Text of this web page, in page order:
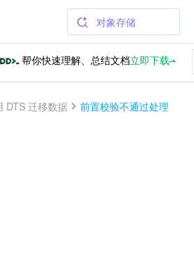
对象存储
帮你快速理解、总结文档立即下载
DTS 迁移数据 前置校验不通过处理